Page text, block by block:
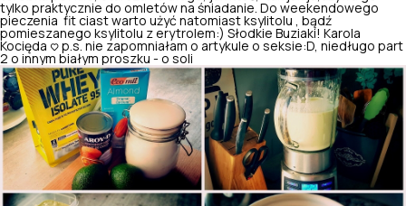
tylko praktycznie do omletów na śniadanie. Do weekendowego
pieczenia fit ciast warto użyć natomiast ksylitolu , bądź
pomieszanego ksylitolu z erytrolem:) Słodkie Buziaki! Karola
Kocięda <3 p.s. nie zapomniałam o artykule o seksie:D, niedługo part
2 o innym białym proszku - o soli